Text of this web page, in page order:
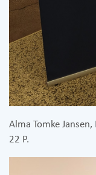
Alma Tomke
22 P.